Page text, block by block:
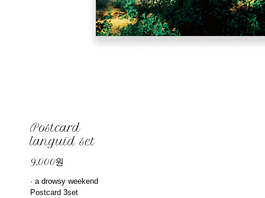
Postcard
languid set
9,000원
· a drowsy weekend
Postcard 3set